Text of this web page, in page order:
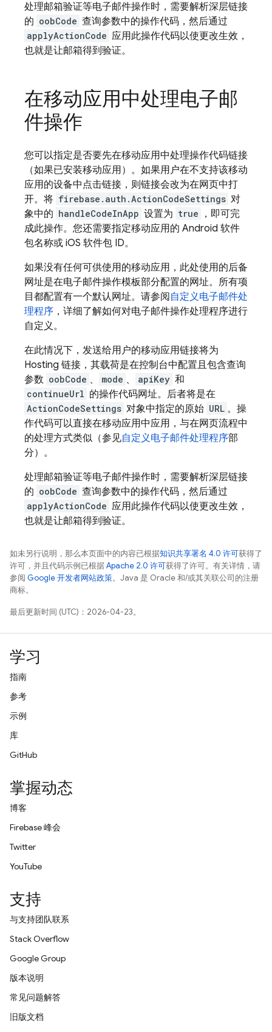
处理邮箱验证等电子邮件操作时，需要解析深层链接
的 oobCode 查询参数中的操作代码，然后通过
applyActionCode 应用此操作代码以使更改生效，
也就是让邮箱得到验证。
在移动应用中处理电子邮
件操作
您可以指定是否要先在移动应用中处理操作代码链接
（如果已安装移动应用）。如果用户在不支持该移动
应用的设备中点击链接，则链接会改为在网页中打
开。将 firebase.auth.ActionCodeSettings 对
象中的 handleCodeInApp 设置为 true
，即可完
成此操作。您还需要指定移动应用的 Android 软件
包名称或 iOS 软件包 ID。
如果没有任何可供使用的移动应用，此处使用的后备
网址是在电子邮件操作模板部分配置的网址。所有项
目都配置有一个默认网址。请参阅 自定义电子邮件处
理程序 ，详细了解如何对电子邮件操作处理程序进行
自定义。
在此情况下，发送给用户的移动应用链接将为
Hosting 链接，其载荷是在控制台中配置且包含查询
参数 oobCode 、 mode 、 apiKey 和
continueUrl 的操作代码网址。后者将是在
ActionCodeSettings 对象中指定的原始 URL 。操
作代码可以直接在移动应用中应用，与在网页流程中
的处理方式类似（参见自定义电子邮件处理程序部
分）。
处理邮箱验证等电子邮件操作时，需要解析深层链接
的 oobCode 查询参数中的操作代码，然后通过
applyActionCode 应用此操作代码以使更改生效，
也就是让邮箱得到验证。
如未另行说明，那么本页面中的内容已根据知识共享署名 4.0 许可获得了
许可，并且代码示例已根据Apache 2.0 许可获得了许可。有关详情，请
参阅 Google 开发者网站政策。Java 是 Oracle 和/或其关联公司的注册
商标。
最后更新时间 (UTC)：2026-04-23。
学习
指南
参考
示例
库
GitHub
掌握动态
博客
Firebase 峰会
Twitter
YouTube
支持
与支持团队联系
Stack Overflow
Google Group
版本说明
常见问题解答
旧版文档